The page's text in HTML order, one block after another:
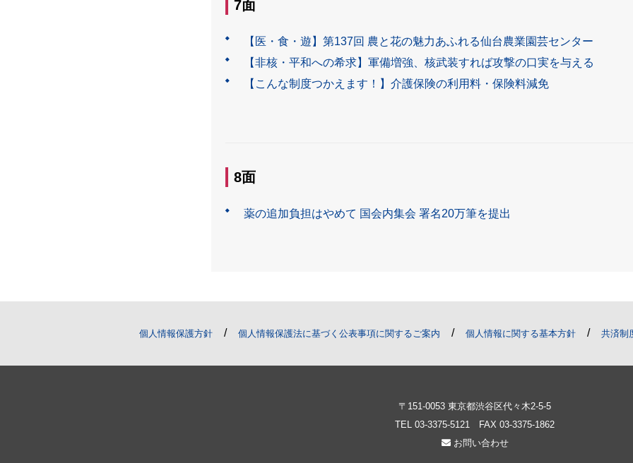
7面
【医・食・遊】第137回 農と花の魅力あふれる仙台農業園芸センター
【非核・平和への希求】軍備増強、核武装すれば攻撃の口実を与える
【こんな制度つかえます！】介護保険の利用料・保険料減免
8面
薬の追加負担はやめて 国会内集会 署名20万筆を提出
個人情報保護方針 / 個人情報保護法に基づく公表事項に関するご案内 / 個人情報に関する基本方針 / 共済制
〒151-0053 東京都渋谷区代々木2-5-5
TEL 03-3375-5121 FAX 03-3375-1862
お問い合わせ